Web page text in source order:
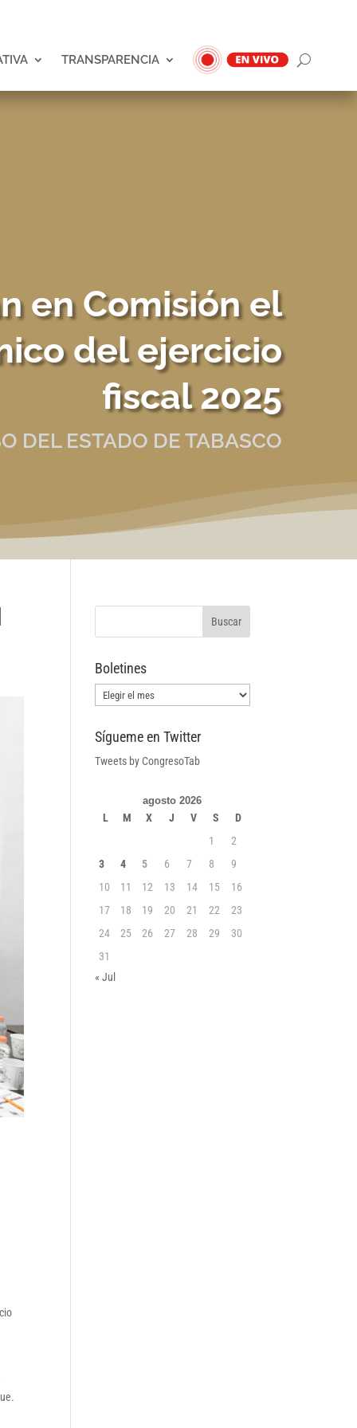
TRANSPARENCIA
en Comisión el
del ejercicio
fiscal 2025
DEL ESTADO DE TABASCO
Boletines
Boletines
Sígueme en Twitter
Tweets by CongresoTab
agosto 2026
L M X J V S
D
1
2
3
4 5 6 7 8
9
10
11 12 13 14 15
16
17
18 19 20 21 22
23
24
25 26 27 28 29
30
31
« Jul